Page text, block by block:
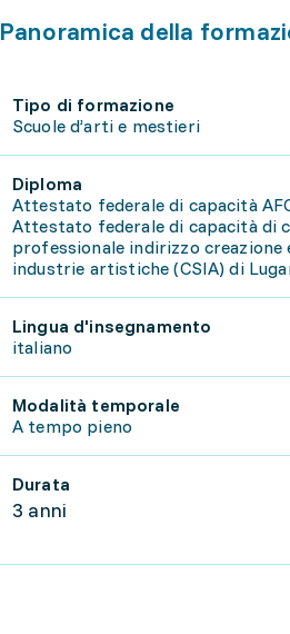
Panoramica della
Tipo di formazione
Scuole d’arti e mestieri
Diploma
Attestato federale di capacità
Attestato federale di capacità di
professionale indirizzo
industrie artistiche (CSIA) di
Lingua d'insegnamento
italiano
Modalità temporale
A tempo pieno
Durata
3 anni